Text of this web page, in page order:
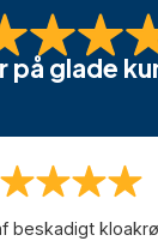
på glade
service –